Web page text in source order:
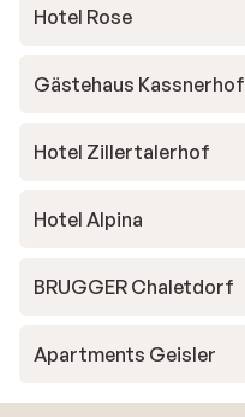
Hotel Rose
Gästehaus Kassnerhof
Hotel Zillertalerhof
Hotel Alpina
BRUGGER Chaletdorf
Apartments Geisler